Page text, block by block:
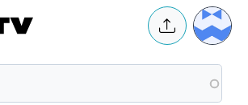
User